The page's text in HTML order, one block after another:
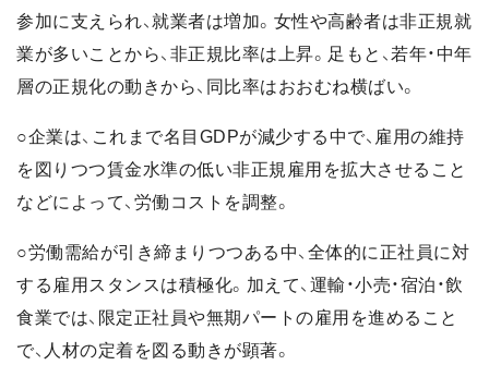
参加に支えられ、就業者は増加。女性や高齢者は非正規就
業が多いことから、非正規比率は上昇。足もと、若年・中年
層の正規化の動きから、同比率はおおむね横ばい。
○企業は、これまで名目GDPが減少する中で、雇用の維持
を図りつつ賃金水準の低い非正規雇用を拡大させること
などによって、労働コストを調整。
○労働需給が引き締まりつつある中、全体的に正社員に対
する雇用スタンスは積極化。加えて、運輸・小売・宿泊・飲
食業では、限定正社員や無期パートの雇用を進めること
で、人材の定着を図る動きが顕著。